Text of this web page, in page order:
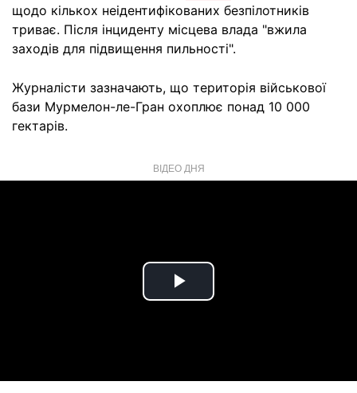
щодо кількох неідентифікованих безпілотників
триває. Після інциденту місцева влада "вжила
заходів для підвищення пильності".
Журналісти зазначають, що територія військової
бази Мурмелон-ле-Гран охоплює понад 10 000
гектарів.
ВІДЕО ДНЯ
Play